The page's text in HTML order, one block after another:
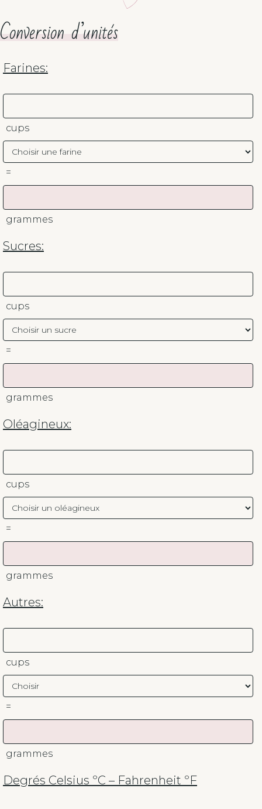
Conversion d’unités
Farines:
cups
=
grammes
Sucres:
cups
=
grammes
Oléagineux:
cups
=
grammes
Autres:
cups
=
grammes
Degrés Celsius ºC – Fahrenheit ºF